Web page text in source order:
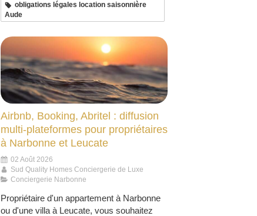
obligations légales location saisonnière
Aude
Airbnb, Booking, Abritel : diffusion
multi-plateformes pour propriétaires
à Narbonne et Leucate
02 Août 2026
Sud Quality Homes Conciergerie de Luxe
Conciergerie Narbonne
Propriétaire d'un appartement à Narbonne
ou d'une villa à Leucate, vous souhaitez